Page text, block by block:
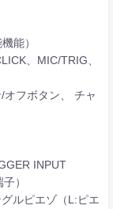
能）
、MIC/TRIG、
オフボタン、 チャ
INPUT
）
ルピエゾ（L:ピエ